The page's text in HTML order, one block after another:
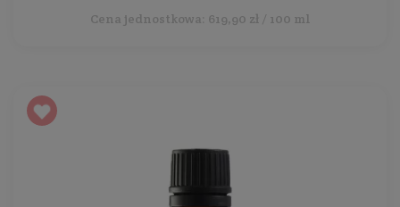
Cena jednostkowa: 619,90 zł / 100 ml